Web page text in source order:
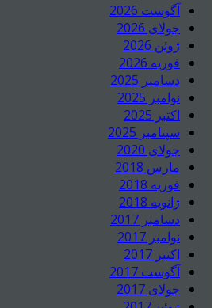
آگوست 2026
جولای 2026
ژوئن 2026
فوریه 2026
دسامبر 2025
نوامبر 2025
اکتبر 2025
سپتامبر 2025
جولای 2020
مارس 2018
فوریه 2018
ژانویه 2018
دسامبر 2017
نوامبر 2017
اکتبر 2017
آگوست 2017
جولای 2017